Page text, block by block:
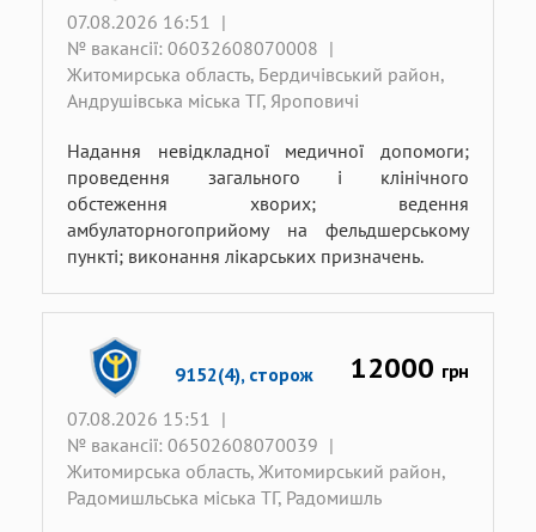
07.08.2026 16:51 |
№ вакансії: 06032608070008 |
Житомирська область, Бердичівський район,
Андрушівська міська ТГ, Яроповичі
Надання невідкладної медичної допомоги;
проведення загального і клінічного
обстеження хворих; ведення
амбулаторногоприйому на фельдшерському
пункті; виконання лікарських призначень.
9152(4), сторож 12000 грн
07.08.2026 15:51 |
№ вакансії: 06502608070039 |
Житомирська область, Житомирський район,
Радомишльська міська ТГ, Радомишль